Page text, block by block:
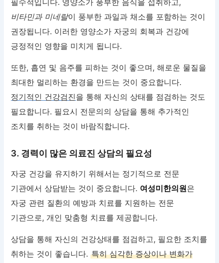
필수적입니다. 영양소가 풍부한 음식을 섭취하고,
비타민과 미네랄이 풍부한 과일과 채소를 포함하는 것이
권장됩니다. 이러한 영양소가 자궁의 회복과 건강에
긍정적인 영향을 미치게 됩니다.
또한, 흡연 및 음주를 피하는 것이 좋으며, 해로운 물질을
최대한 멀리하는 환경을 만드는 것이 중요합니다.
정기적인 건강검진을 통해 자신의 상태를 점검하는 것도
필요합니다. 필요시 전문의의 상담을 통해 추가적인
조치를 취하는 것이 바람직합니다.
3. 경력이 많은 의료진 상담의 필요성
자궁 건강을 유지하기 위해서는 정기적으로 전문
기관에서 상담받는 것이 중요합니다. 여성미한의원은
자궁 관련 질환의 예방과 치료를 지원하는 전문
기관으로, 개인 맞춤형 치료를 제공합니다.
상담을 통해 자신의 건강상태를 점검하고, 필요한 조치를
취하는 것이 좋습니다.특히 심각한 증상이나 변화가